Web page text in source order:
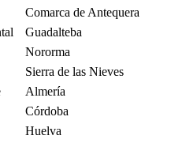
Comarca de Antequera
Guadalteba
Nororma
Sierra de las Nieves
Almería
Córdoba
Huelva